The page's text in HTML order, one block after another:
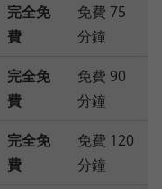
完全免
費
免費 75
分鐘
完全免
費
免費 90
分鐘
完全免
費
免費 120
分鐘